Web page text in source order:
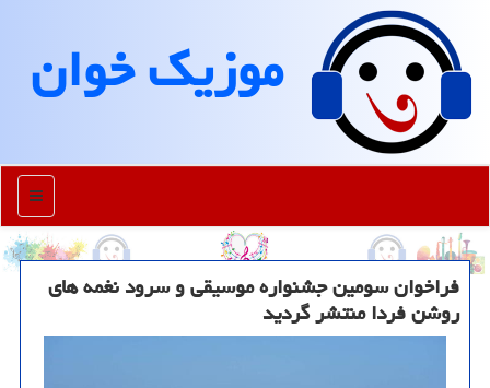
موزیك خوان
منو
فراخوان سومین جشنواره موسیقی و سرود نغمه های
روشن فردا منتشر گردید